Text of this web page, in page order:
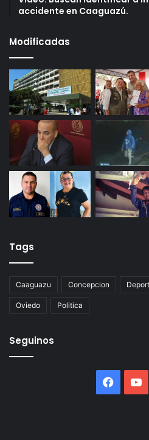
accidente en Caaguazú.
Modificadas
Tags
Caaguazu Concepcion
Oviedo Politica
Seguinos